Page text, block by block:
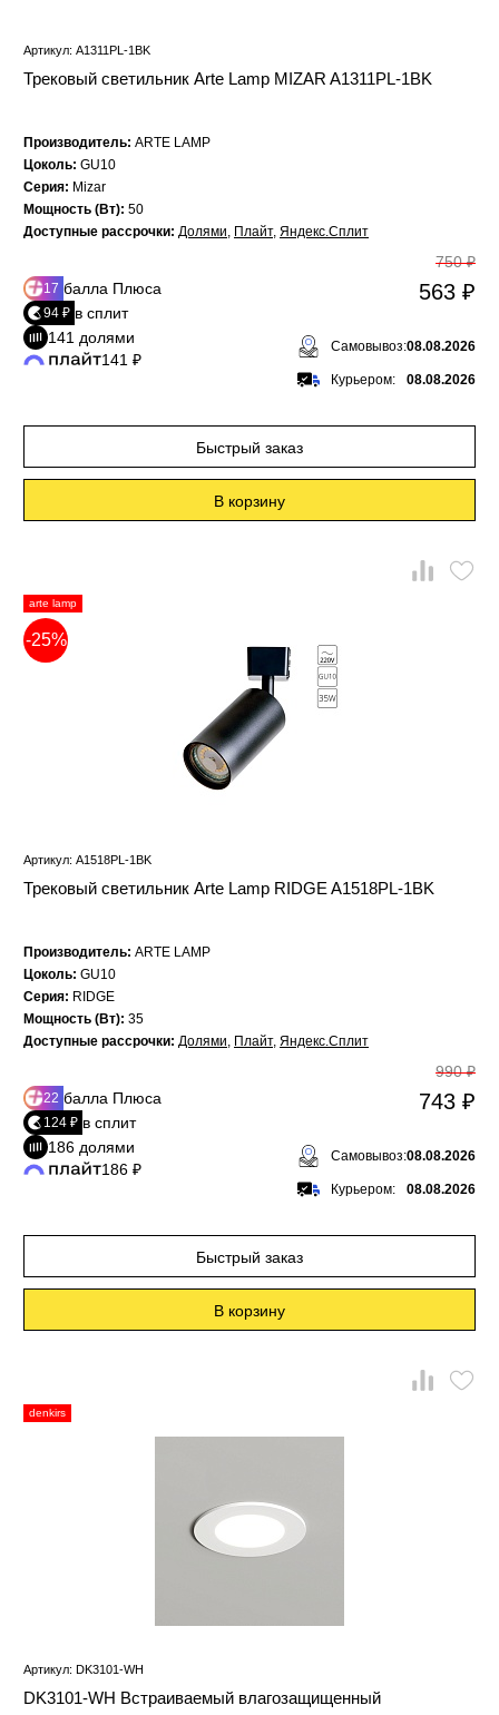
Артикул: A1311PL-1BK
Трековый светильник Arte Lamp MIZAR A1311PL-1BK
Производитель: ARTE LAMP
Цоколь: GU10
Серия: Mizar
Мощность (Вт): 50
Доступные рассрочки: Долями, Плайт, Яндекс.Сплит
17 балла Плюса
94 ₽ в сплит
141 долями
141 ₽
750 ₽
563 ₽
Самовывоз:08.08.2026
Курьером: 08.08.2026
Быстрый заказ
В корзину
arte lamp
-25%
Артикул: A1518PL-1BK
Трековый светильник Arte Lamp RIDGE A1518PL-1BK
Производитель: ARTE LAMP
Цоколь: GU10
Серия: RIDGE
Мощность (Вт): 35
Доступные рассрочки: Долями, Плайт, Яндекс.Сплит
22 балла Плюса
124 ₽ в сплит
186 долями
186 ₽
990 ₽
743 ₽
Самовывоз:08.08.2026
Курьером: 08.08.2026
Быстрый заказ
В корзину
denkirs
Артикул: DK3101-WH
DK3101-WH Встраиваемый влагозащищенный